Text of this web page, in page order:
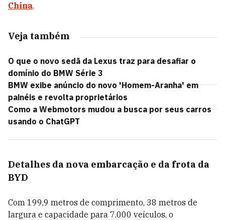
China.
Veja também
O que o novo sedã da Lexus traz para desafiar o
domínio do BMW Série 3
BMW exibe anúncio do novo 'Homem-Aranha' em
painéis e revolta proprietários
Como a Webmotors mudou a busca por seus carros
usando o ChatGPT
Detalhes da nova embarcação e da frota da
BYD
Com 199,9 metros de comprimento, 38 metros de
largura e capacidade para 7.000 veículos, o